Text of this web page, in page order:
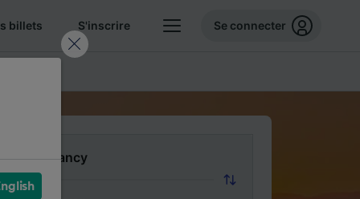
billets S'inscrire Se connecter